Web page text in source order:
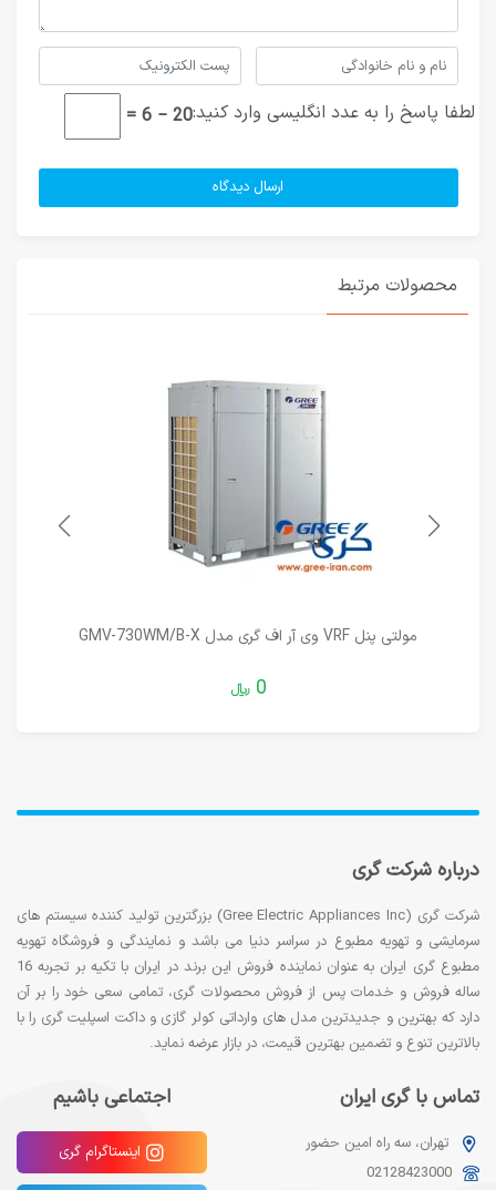
لطفا پاسخ را به عدد انگلیسی وارد کنید:20 − 6 =
محصولات مرتبط
مولتی پنل VRF وی آر اف گری مدل GMV-730WM/B-X
0 ﷼
درباره شرکت گری
شرکت گری (Gree Electric Appliances Inc) بزرگترین تولید کننده سیستم های
سرمایشی و تهویه مطبوع در سراسر دنیا می باشد و نمایندگی و فروشگاه تهویه
مطبوع گری ایران به عنوان نماینده فروش این برند در ایران با تکیه بر تجربه 16
ساله فروش و خدمات پس از فروش محصولات گری، تمامی سعی خود را بر آن
دارد که بهترین و جدیدترین مدل های وارداتی کولر گازی و داکت اسپلیت گری را با
بالاترین تنوع و تضمین بهترین قیمت، در بازار عرضه نماید.
تماس با گری ایران
تهران، سه راه امین حضور
02128423000
اجتماعی باشیم
اینستاگرام گری